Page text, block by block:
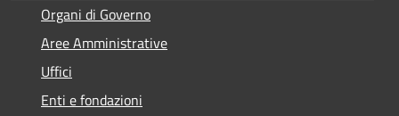
Organi di Governo
Aree Amministrative
Uffici
Enti e fondazioni